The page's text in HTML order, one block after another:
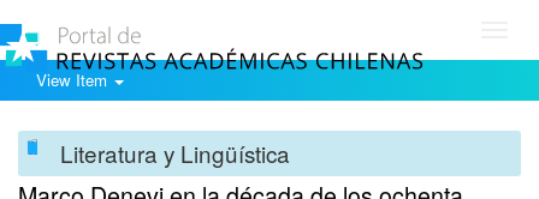
View Item
Literatura y Lingüística